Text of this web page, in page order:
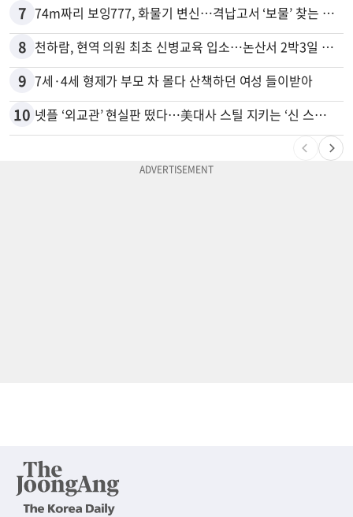
7 74m짜리 보잉777, 화물기 변신…격납고서 ‘보물’ 찾는 인천공항
8 천하람, 현역 의원 최초 신병교육 입소…논산서 2박3일 생활
9 7세·4세 형제가 부모 차 몰다 산책하던 여성 들이받아
10 넷플 ‘외교관’ 현실판 떴다…美대사 스틸 지키는 ‘신 스틸러’